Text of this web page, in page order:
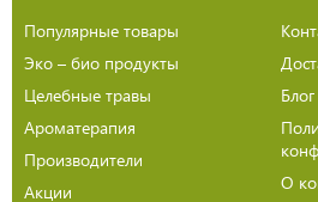
Популярные товары
Эко – био продукты
Целебные травы
Ароматерапия
Производители
Акции
Блог
О